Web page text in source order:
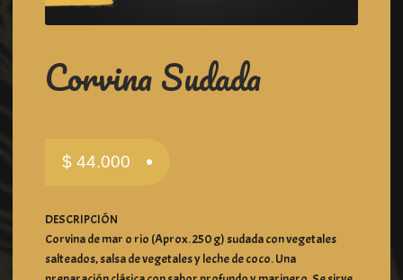
Corvina Sudada
$ 44.000
DESCRIPCIÓN
Corvina de mar o rio (Aprox. 250 g) sudada con vegetales
salteados, salsa de vegetales y leche de coco. Una